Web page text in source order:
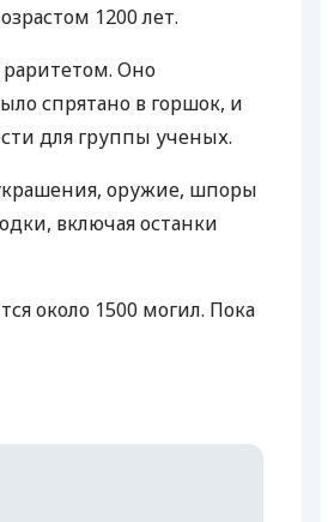
КЕШБЭКА
ПУТЕВОДИТЕЛИ ПО
БАНКОВСКИМ КАРТАМ
1200 лет.
Оно
спрятано в горшок, и
для группы ученых.
оружие, шпоры
включая останки
около 1500 могил. Пока